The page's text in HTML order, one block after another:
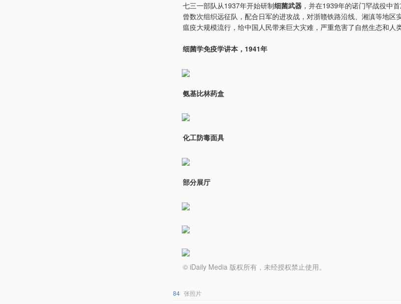
七三一部队从1937年开始研制细菌武器 ，并在1939年的诺门罕战役中
曾数次组织远征队，配合日军的进攻战，对浙赣铁路沿线、湘滇等地区
瘟疫大规模流行，给中国人民带来巨大灾难，严重危害了自然生态和人
细菌学免疫学讲本，1941年
氨基比林药盒
化工防毒面具
部分展厅
© iDaily Media 版权所有，未经授权禁止使用。
84 张照片